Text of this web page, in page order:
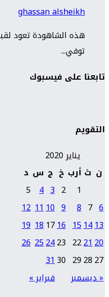
ghassan alsheikh
هذه الشاهودة تعود
توفي...
تابعنا على فيسبوك
التقويم
يناير 2020
ن ث أرب خ ج س د
« ديسمبر فبراير »
1
2
3
4
5
6
7
8
9
10
11
12
13
14
15
16
17
18
19
20
21
22
23
24
25
26
27
28
29
30
31